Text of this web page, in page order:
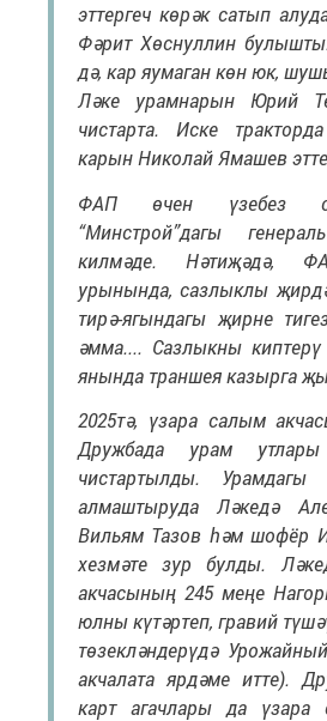
эттергеч көрәк сатып
Фәрит Хөснуллин
дә, кар яумаган көн юк,
Ләке урамнарын Юрий
чистарта. Иске
карын Николай Ямашев
ФАП өчен үзебез
“Минстрой”дагы
килмәде. Нәтиҗәдә,
урынында, сазлыклы
тирә-ягындагы җирне
әмма.... Сазлыкны
янында траншея казырга
2025тә, үзара салым
Дружбада урам
чистартылды. Урамдагы
алмаштыруда Ләкедә
Вильям Тазов һәм шофёр
хезмәте зур булды.
акчасының 245 меңе
юлны күтәртеп, гравий
төзекләндерүдә
акчалата ярдәме итте).
карт агачлары да үзара